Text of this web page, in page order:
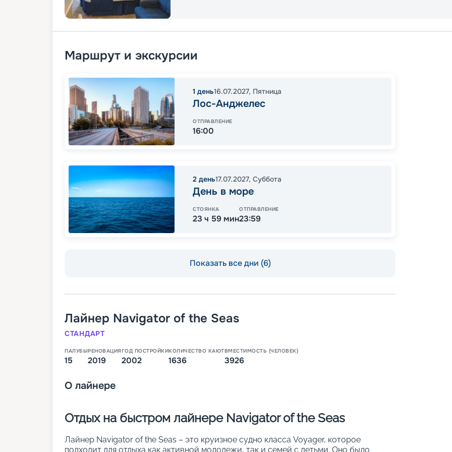
Маршрут и экскурсии
1 день16.07.2027, Пятница
Лос-Анджелес
ОТПРАВЛЕНИЕ
16:00
2 день17.07.2027, Суббота
День в море
СТОЯНКА
23 ч 59 мин
ОТПРАВЛЕНИЕ
23:59
Показать все дни (6)
Лайнер Navigator of the Seas
СТАНДАРТ
ПАЛУБЫ
15
РЕНОВАЦИЯ
2019
ГОД ПОСТРОЙКИ
2002
КОЛИЧЕСТВО КАЮТ
1636
ВМЕСТИМОСТЬ (ЧЕЛОВЕК)
3926
О лайнере
Отдых на быстром лайнере Navigator of the Seas
Лайнер Navigator of the Seas – это круизное судно класса Voyager, которое
подходит для отдыха как активной молодежи, так и семей с детьми. Оно было